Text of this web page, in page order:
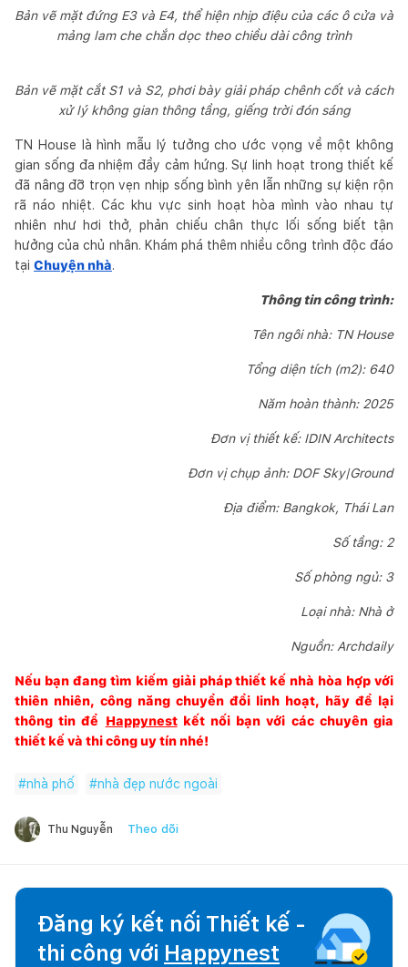
Bản vẽ mặt đứng E3 và E4, thể hiện nhịp điệu của các ô cửa và
mảng lam che chắn dọc theo chiều dài công trình
Bản vẽ mặt cắt S1 và S2, phơi bày giải pháp chênh cốt và cách
xử lý không gian thông tầng, giếng trời đón sáng
TN House là hình mẫu lý tưởng cho ước vọng về một không
gian sống đa nhiệm đầy cảm hứng. Sự linh hoạt trong thiết kế
đã nâng đỡ trọn vẹn nhịp sống bình yên lẫn những sự kiện rộn
rã náo nhiệt. Các khu vực sinh hoạt hòa mình vào nhau tự
nhiên như hơi thở, phản chiếu chân thực lối sống biết tận
hưởng của chủ nhân. Khám phá thêm nhiều công trình độc đáo
tại Chuyện nhà.
Thông tin công trình:
Tên ngôi nhà: TN House
Tổng diện tích (m2): 640
Năm hoàn thành: 2025
Đơn vị thiết kế: IDIN Architects
Đơn vị chụp ảnh: DOF Sky|Ground
Địa điểm: Bangkok, Thái Lan
Số tầng: 2
Số phòng ngủ: 3
Loại nhà: Nhà ở
Nguồn: Archdaily
Nếu bạn đang tìm kiếm giải pháp thiết kế nhà hòa hợp với
thiên nhiên, công năng chuyển đổi linh hoạt, hãy để lại
thông tin để
Happynestkết nối bạn với các chuyên gia
thiết kế và thi công uy tín nhé!
#nhà phố #nhà đẹp nước ngoài
Thu Nguyễn Theo dõi
Đăng ký kết nối Thiết kế -
thi công với Happynest